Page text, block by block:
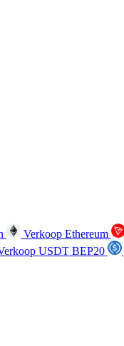
Verkoop Ethereum
USDT BEP20